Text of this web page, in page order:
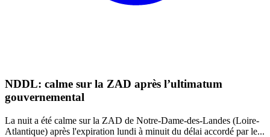
NDDL: calme sur la ZAD après l’ultimatum
gouvernemental
La nuit a été calme sur la ZAD de Notre-Dame-des-Landes (Loire-
Atlantique) après l'expiration lundi à minuit du délai accordé par le...